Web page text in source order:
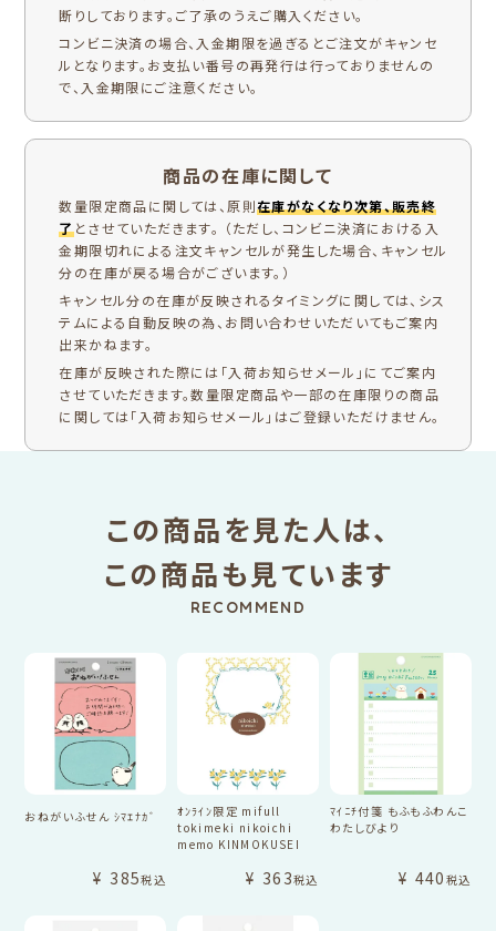
断りしております。ご了承のうえご購入ください。
コンビニ決済の場合、入金期限を過ぎるとご注文がキャンセ
ルとなります。お支払い番号の再発行は行っておりませんの
で、入金期限にご注意ください。
商品の在庫に関して
数量限定商品に関しては、原則在庫がなくなり次第、販売終
了とさせていただきます。 （ただし、コンビニ決済における入
金期限切れによる注文キャンセルが発生した場合、キャンセル
分の在庫が戻る場合がございます。）
キャンセル分の在庫が反映されるタイミングに関しては、シス
テムによる自動反映の為、お問い合わせいただいてもご案内
出来かねます。
在庫が反映された際には「入荷お知らせメール」にてご案内
させていただきます。数量限定商品や一部の在庫限りの商品
に関しては「入荷お知らせメール」はご登録いただけません。
この商品を見た人は、
この商品も見ています
RECOMMEND
おねがいふせん ｼﾏｴﾅｶﾞ
¥ 385税込
ｵﾝﾗｲﾝ限定 mifull
tokimeki nikoichi
memo KINMOKUSEI
¥ 363税込
ﾏｲﾆﾁ付箋 もふもふわんこ
わたしびより
¥ 440 税込